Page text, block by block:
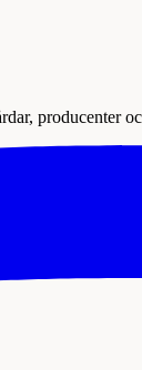
producenter